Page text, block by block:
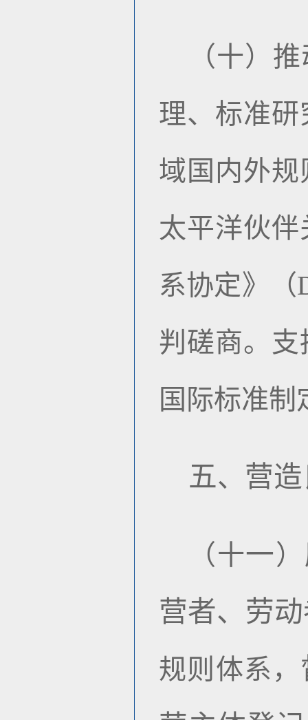
（十）
理、标准
域国内外
太平洋伙
系协定》（
判磋商。
国际标准制
五、 营
（十一
营者、劳
规则体系，